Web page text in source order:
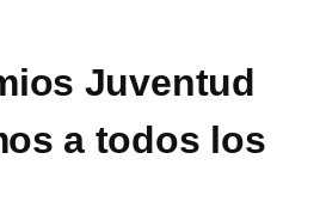
Juventud
a todos los